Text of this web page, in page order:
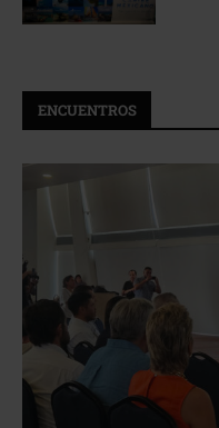
ENCUENTROS